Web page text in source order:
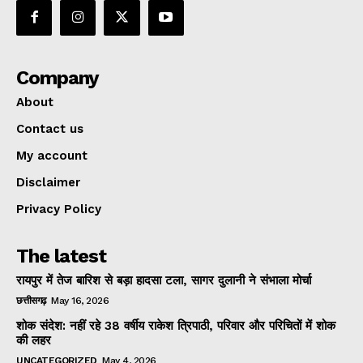
Company
About
Contact us
My account
Disclaimer
Privacy Policy
The latest
रायपुर में तेज बारिश से बड़ा हादसा टला, सागर दुलानी ने संभाला मोर्चा
छत्तीसगढ़ May 16, 2026
शोक संदेश: नहीं रहे 38 वर्षीय राकेश त्रिपाठी, परिवार और परिचितों में शोक
की लहर
UNCATEGORIZED May 4, 2026